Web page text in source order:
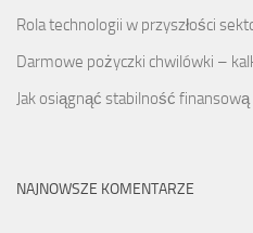
Rola technologii w przyszłości
Darmowe pożyczki chwilówki –
Jak osiągnąć stabilność
NAJNOWSZE KOMENTARZE